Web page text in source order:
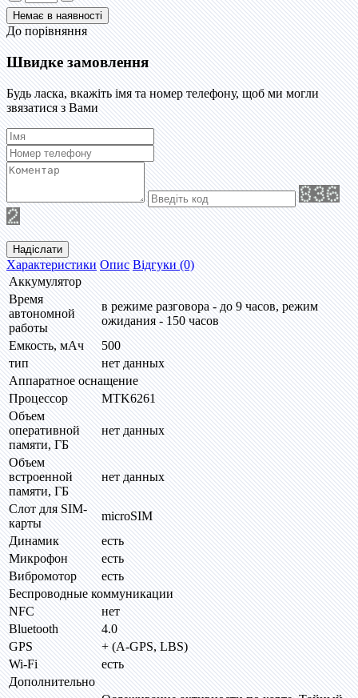
До порівняння
Швидке замовлення
Будь ласка, вкажіть імя та номер телефону, щоб ми могли
звязатися з Вами
Надіслати
Характеристики Опис Відгуки (0)
Аккумулятор
Время
автономной
работы
в режиме разговора - до 9 часов, режим
ожидания - 150 часов
Емкость, мАч
500
тип
нет данных
Аппаратное оснащение
Процессор
MTK6261
Объем
оперативной
памяти, ГБ
нет данных
Объем
встроенной
памяти, ГБ
нет данных
Слот для SIM-
карты
microSIM
Динамик
есть
Микрофон
есть
Вибромотор
есть
Беспроводные коммуникации
NFC
нет
Bluetooth
4.0
GPS
+ (A-GPS, LBS)
Wi-Fi
есть
Дополнительно